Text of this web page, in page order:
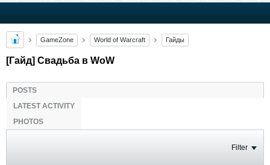
GameZone World of Warcraft Гайды
[Гайд] Свадьба в WoW
POSTS
LATEST ACTIVITY
PHOTOS
Filter